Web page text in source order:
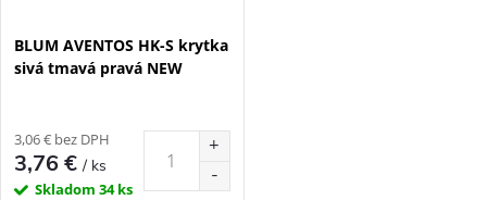
BLUM AVENTOS HK-S krytka
sivá tmavá pravá NEW
3,06 € bez DPH
3,76 €/ ks
Skladom 34 ks